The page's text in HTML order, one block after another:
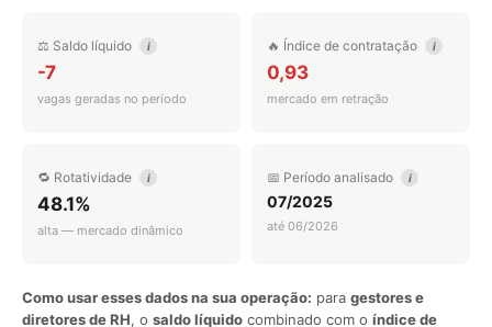
⚖️ Saldo líquido i
-7
vagas geradas no período
🔥 Índice de contratação i
0,93
mercado em retração
🔁 Rotatividade i
48.1%
alta — mercado dinâmico
📅 Período analisado i
07/2025
até 06/2026
Como usar esses dados na sua operação: para gestores e
diretores de RH, o saldo líquido combinado com o índice de